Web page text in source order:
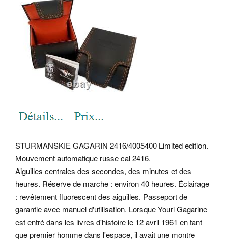
STURMANSKIE GAGARIN 2416/4005400 Limited edition.
Mouvement automatique russe cal 2416.
Aiguilles centrales des secondes, des minutes et des
heures. Réserve de marche : environ 40 heures. Éclairage
: revêtement fluorescent des aiguilles. Passeport de
garantie avec manuel d'utilisation. Lorsque Youri Gagarine
est entré dans les livres d'histoire le 12 avril 1961 en tant
que premier homme dans l'espace, il avait une montre